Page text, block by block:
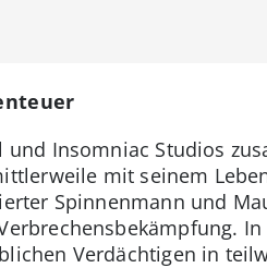
Insomniac Studios
mit seinem
Spinnenmann und
Verdächtigen in